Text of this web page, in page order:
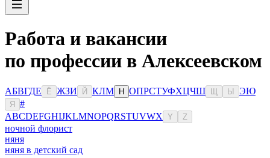
Работа и вакансии
по профессии в Алексеевском
АБВГДЕ Ё ЖЗИ Й КЛМ Н ОПРСТУФХЦЧШ Ы ЭЮ
Я
#
ABCDEFGHIJKLMNOPQRSTUVWX Y Z
ночной флорист
няня
няня в детский сад